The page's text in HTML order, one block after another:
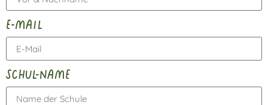
e-mail
schul-name